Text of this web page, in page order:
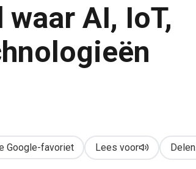
samenkomen
AI, IoT,
Google-favoriet Lees voor Delen